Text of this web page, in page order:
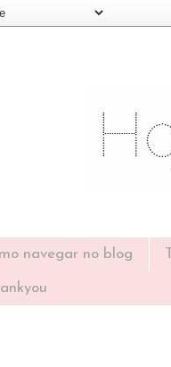
navegar no blog